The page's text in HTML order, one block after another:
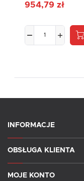
954,79 zł
INFORMACJE
OBSŁUGA KLIENTA
MOJE KONTO